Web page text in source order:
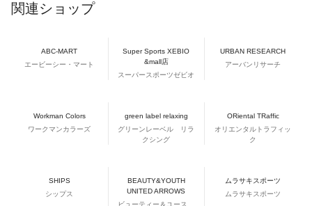
関連ショップ
ABC-MART
エービーシー・マート
Super Sports XEBIO
&mall店
スーパースポーツゼビオ
URBAN RESEARCH
アーバンリサーチ
Workman Colors
ワークマンカラーズ
green label relaxing
グリーンレーベル リラ
クシング
ORiental TRaffic
オリエンタルトラフィッ
ク
SHIPS
シップス
BEAUTY&YOUTH
UNITED ARROWS
ビューティー＆ユース
ムラサキスポーツ
ムラサキスポーツ